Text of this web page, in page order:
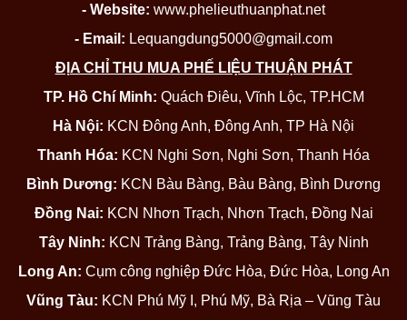
- Website: www.phelieuthuanphat.net
- Email: Lequangdung5000@gmail.com
ĐỊA CHỈ THU MUA PHẾ LIỆU THUẬN PHÁT
TP. Hồ Chí Minh: Quách Điêu, Vĩnh Lộc, TP.HCM
Hà Nội: KCN Đông Anh, Đông Anh, TP Hà Nội
Thanh Hóa: KCN Nghi Sơn, Nghi Sơn, Thanh Hóa
Bình Dương: KCN Bàu Bàng, Bàu Bàng, Bình Dương
Đồng Nai: KCN Nhơn Trạch, Nhơn Trạch, Đồng Nai
Tây Ninh: KCN Trảng Bàng, Trảng Bàng, Tây Ninh
Long An: Cụm công nghiệp Đức Hòa, Đức Hòa, Long An
Vũng Tàu: KCN Phú Mỹ I, Phú Mỹ, Bà Rịa – Vũng Tàu